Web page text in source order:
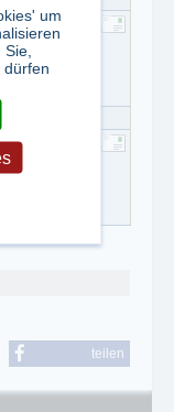
teilen
um
dürfen